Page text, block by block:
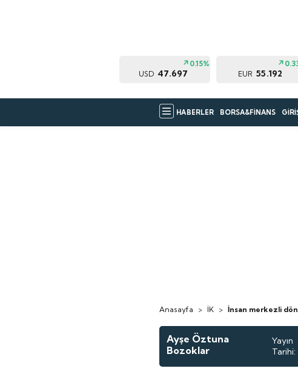
USD 47.697
0.15%
EUR 55.192
HABERLER BORSA&FİNANS
Anasayfa > İK > İnsan merkezli
Ayşe Öztuna
Bozoklar
Yayın
Tarihi: